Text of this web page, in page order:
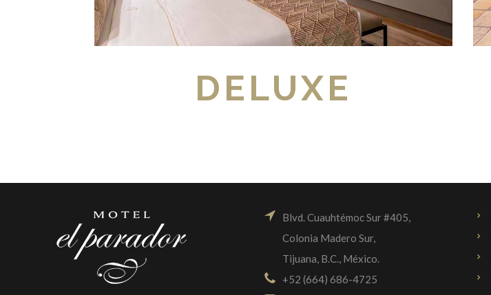
DELUXE
Blvd. Cuauhtémoc Sur #405,
Colonia Madero Sur,
Tijuana, B.C., México.
+52 (664) 686-4725